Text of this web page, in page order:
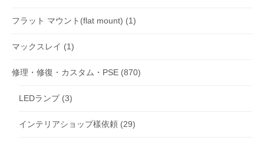
フラット マウント(flat mount) (1)
マックスレイ (1)
修理・修復・カスタム・PSE (870)
LEDランプ(3)
インテリアショップ樣依頼 (29)